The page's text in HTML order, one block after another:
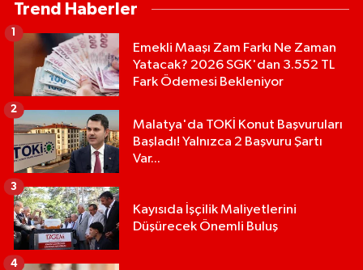
Trend Haberler
Emekli Maaşı Zam Farkı Ne Zaman
Yatacak? 2026 SGK'dan 3.552 TL
Fark Ödemesi Bekleniyor
Malatya'da TOKİ Konut Başvuruları
Başladı! Yalnızca 2 Başvuru Şartı
Var...
2
Kayısıda İşçilik Maliyetlerini
Düşürecek Önemli Buluş
3
4